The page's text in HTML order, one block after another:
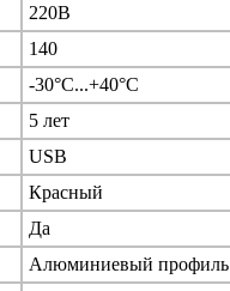
220В
140
-30°С...+40°С
5 лет
USB
Красный
Да
Алюминиевый профиль